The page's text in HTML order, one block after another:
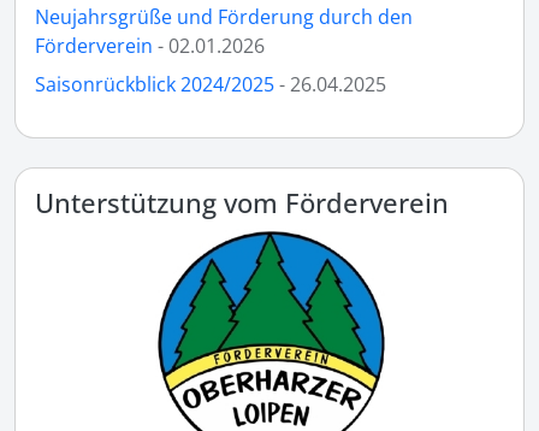
Neujahrsgrüße und Förderung durch den
Förderverein - 02.01.2026
Saisonrückblick 2024/2025- 26.04.2025
Unterstützung vom Förderverein